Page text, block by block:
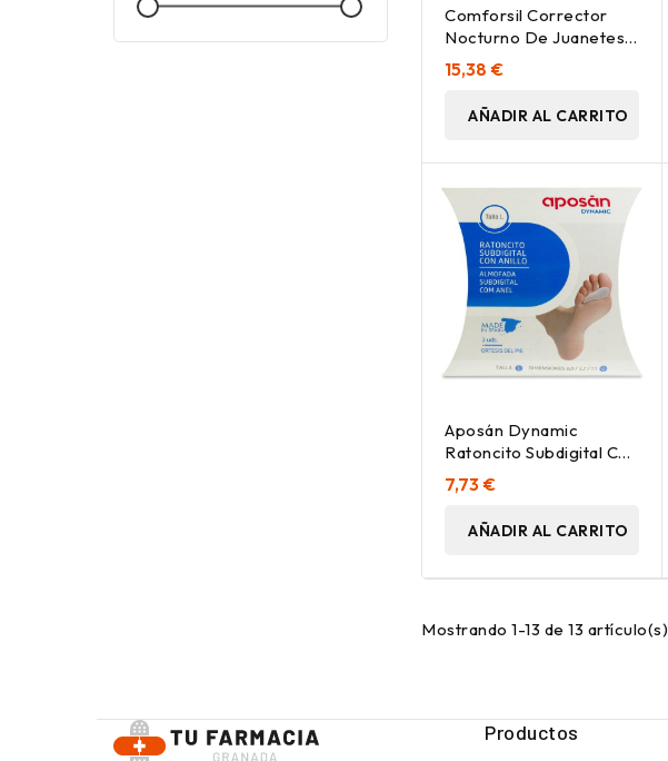
Comforsil Corrector
Nocturno De Juanetes, 1
Par
15,38 €
AÑADIR AL CARRITO
Aposán Dynamic
Ratoncito Subdigital Con
Anillo Talla L, 2 Unidades
7,73 €
AÑADIR AL CARRITO
Mostrando 1-13 de 13 artículo(s)
Productos